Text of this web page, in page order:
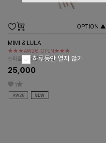
OPTION ▲
MIMI & LULA
★★★AW26 OPEN★★★
스파클링 요정 지팡이
25,000
1
하루동안 열지 않기